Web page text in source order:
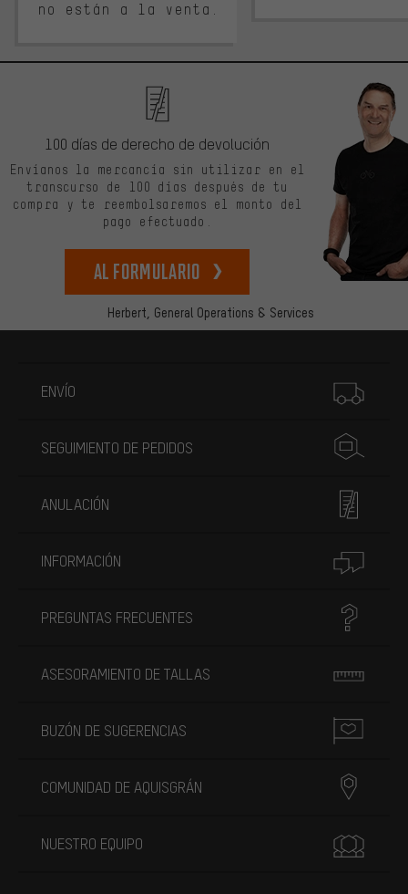
no están a la venta.
Herbert, General Operations & Services
100 días de derecho de devolución
Envíanos la mercancía sin utilizar en el
transcurso de 100 días después de tu
compra y te reembolsaremos el monto del
pago efectuado.
Al formulario
ENVÍO
SEGUIMIENTO DE PEDIDOS
ANULACIÓN
INFORMACIÓN
PREGUNTAS FRECUENTES
ASESORAMIENTO DE TALLAS
BUZÓN DE SUGERENCIAS
COMUNIDAD DE AQUISGRÁN
NUESTRO EQUIPO